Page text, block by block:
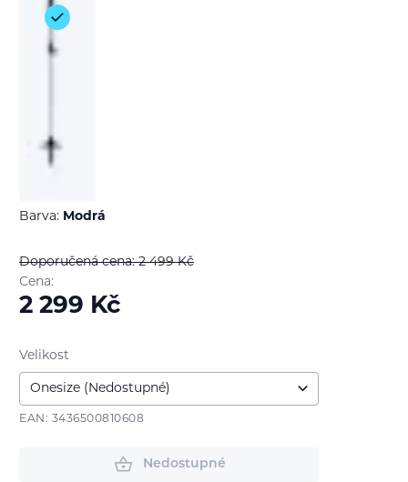
Barva: Modrá
Doporučená cena: 2 499Kč
Cena:
2 299 Kč
Velikost
EAN: 3436500810608
Nedostupné